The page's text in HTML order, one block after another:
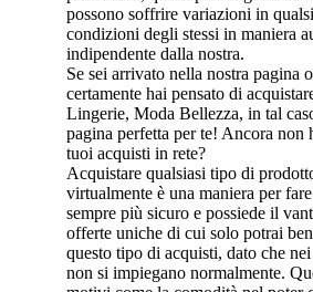
possono soffrire variazioni in
condizioni degli stessi in maniera
indipendente dalla nostra.
Se sei arrivato nella nostra pagina
certamente hai pensato di
Lingerie, Moda Bellezza, in tal
pagina perfetta per te! Ancora non
tuoi acquisti in rete?
Acquistare qualsiasi tipo di
virtualmente è una maniera per fare
sempre più sicuro e possiede il
offerte uniche di cui solo potrai
questo tipo di acquisti, dato che
non si impiegano normalmente.